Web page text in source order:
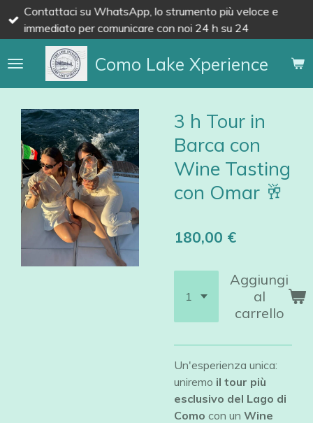
Vai
contenuto
principale
Como Lake Xperience
Contattaci su WhatsApp, lo strumento più veloce e
immediato per comunicare con noi 24 h su 24
3 h Tour in
Barca con
Wine Tasting
con Omar 🥂
180,00 €
Aggiungi
al
carrello
Un'esperienza unica:
uniremo il tour più
esclusivo del Lago di
Como con un Wine